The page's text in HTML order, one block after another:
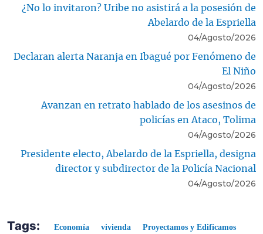
¿No lo invitaron? Uribe no asistirá a la posesión de
Abelardo de la Espriella
04/Agosto/2026
Declaran alerta Naranja en Ibagué por Fenómeno de
El Niño
04/Agosto/2026
Avanzan en retrato hablado de los asesinos de
policías en Ataco, Tolima
04/Agosto/2026
Presidente electo, Abelardo de la Espriella, designa
director y subdirector de la Policía Nacional
04/Agosto/2026
Tags: Economía vivienda Proyectamos y Edificamos